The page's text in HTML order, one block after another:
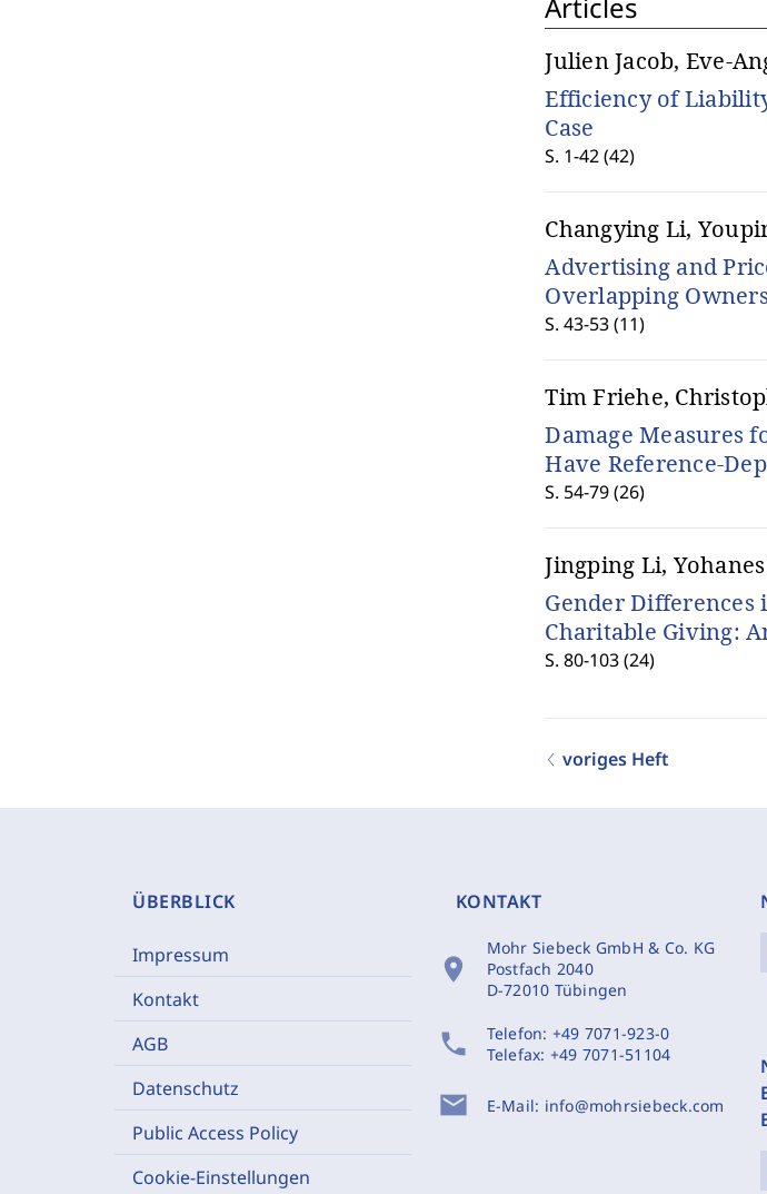
Julien Jacob, Eve-
Efficiency of
Case
S. 1-42 (42)
Changying Li,
Advertising and
Overlapping
S. 43-53 (11)
Tim Friehe,
Damage Measures
Have Reference-
S. 54-79 (26)
Jingping Li,
Gender
Charitable Giving:
S. 80-103 (24)
voriges Heft
ÜBERBLICK
Impressum
Kontakt
AGB
Datenschutz
Public Access Policy
Cookie-Einstellungen
KONTAKT
location_on
Mohr Siebeck GmbH & Co. KG
Postfach 2040
D-72010 Tübingen
phone Telefon: +49 7071-923-0
Telefax: +49 7071-51104
mail E-Mail: info@mohrsiebeck.com